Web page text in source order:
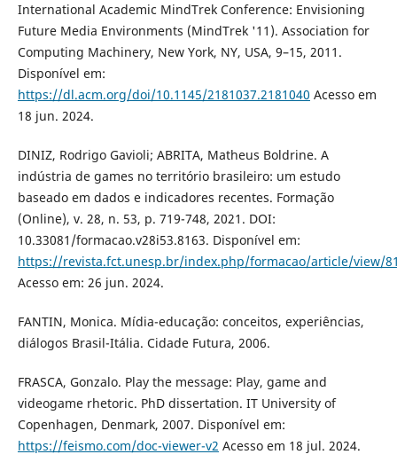
International Academic MindTrek Conference: Envisioning
Future Media Environments (MindTrek '11). Association for
Computing Machinery, New York, NY, USA, 9–15, 2011.
Disponível em:
https://dl.acm.org/doi/10.1145/2181037.2181040 Acesso em
18 jun. 2024.
DINIZ, Rodrigo Gavioli; ABRITA, Matheus Boldrine. A
indústria de games no território brasileiro: um estudo
baseado em dados e indicadores recentes. Formação
(Online), v. 28, n. 53, p. 719-748, 2021. DOI:
10.33081/formacao.v28i53.8163. Disponível em:
https://revista.fct.unesp.br/index.php/formacao/article/view/
Acesso em: 26 jun. 2024.
FANTIN, Monica. Mídia-educação: conceitos, experiências,
diálogos Brasil-Itália. Cidade Futura, 2006.
FRASCA, Gonzalo. Play the message: Play, game and
videogame rhetoric. PhD dissertation. IT University of
Copenhagen, Denmark, 2007. Disponível em:
https://feismo.com/doc-viewer-v2 Acesso em 18 jul. 2024.